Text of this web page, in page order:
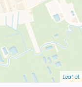
Leaflet